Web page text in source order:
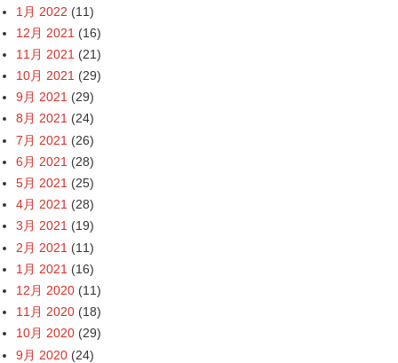
1月 2022 (11)
12月 2021 (16)
11月 2021 (21)
10月 2021 (29)
9月 2021 (29)
8月 2021 (24)
7月 2021 (26)
6月 2021 (28)
5月 2021 (25)
4月 2021 (28)
3月 2021 (19)
2月 2021 (11)
1月 2021 (16)
12月 2020 (11)
11月 2020 (18)
10月 2020 (29)
9月 2020 (24)